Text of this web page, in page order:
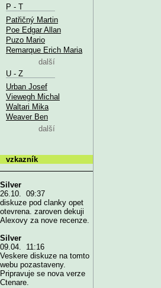
P - T
Patřičný Martin
Poe Edgar Allan
Puzo Mario
Remarque Erich Maria
další
U - Z
Urban Josef
Viewegh Michal
Waltari Mika
Weaver Ben
další
vzkazník
Silver
26.10. 09:37
diskuze pod clanky opet
otevrena. zaroven dekuji
Alexovy za nove recenze.
Silver
09.04. 11:16
Veskere diskuze na tomto
webu pozastaveny.
Pripravuje se nova verze
Ctenare.